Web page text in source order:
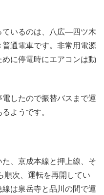
ているのは、八広―四ツ木
通電車です。非常用電源
に停電時にエアコンは動
したので振替バスまで運
ようです。
、京成本線と押上線、そ
順次、運転を再開してい
は泉岳寺と品川の間で運